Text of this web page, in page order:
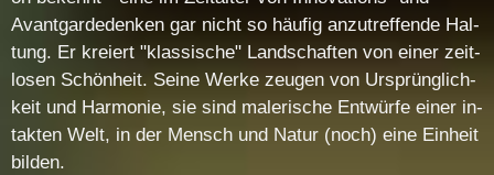
Avant­gar­de­den­ken gar nicht so häu­fig an­zu­tref­fen­de Hal­
tung. Er kre­iert "klas­si­sche" Land­schaf­ten von ei­ner zeit­
lo­sen Schön­heit. Sei­ne Wer­ke zeu­gen von Ur­sprüng­lich­
keit und Har­mo­nie, sie sind ma­le­ri­sche Ent­wür­fe ei­ner in­
tak­ten Welt, in der Mensch und Na­tur (noch) ei­ne Ein­heit
bil­den.